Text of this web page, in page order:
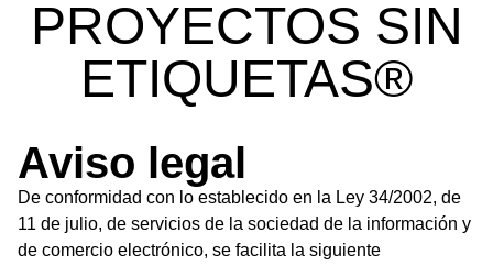
PROYECTOS SIN
ETIQUETAS®
Aviso legal
De conformidad con lo establecido en la Ley 34/2002, de
11 de julio, de servicios de la sociedad de la información y
de comercio electrónico, se facilita la siguiente